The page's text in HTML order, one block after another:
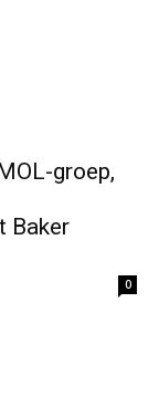
groep,
Baker
0